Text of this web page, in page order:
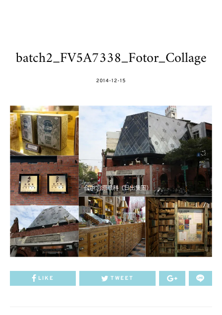
batch2_FV5A7338_Fotor_Collage
POSTED
2014-12-15
LIKE TWEET